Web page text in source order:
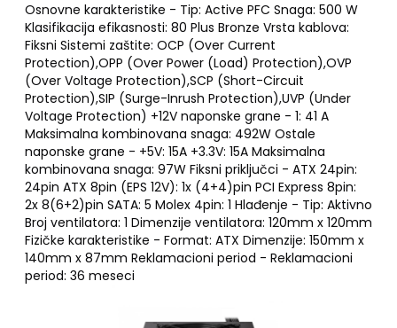
Osnovne karakteristike - Tip: Active PFC Snaga: 500 W
Klasifikacija efikasnosti: 80 Plus Bronze Vrsta kablova:
Fiksni Sistemi zaštite: OCP (Over Current
Protection),OPP (Over Power (Load) Protection),OVP
(Over Voltage Protection),SCP (Short-Circuit
Protection),SIP (Surge-Inrush Protection),UVP (Under
Voltage Protection) +12V naponske grane - 1: 41 A
Maksimalna kombinovana snaga: 492W Ostale
naponske grane - +5V: 15A +3.3V: 15A Maksimalna
kombinovana snaga: 97W Fiksni priključci - ATX 24pin:
24pin ATX 8pin (EPS 12V): 1x (4+4)pin PCI Express 8pin:
2x 8(6+2)pin SATA: 5 Molex 4pin: 1 Hlađenje - Tip: Aktivno
Broj ventilatora: 1 Dimenzije ventilatora: 120mm x 120mm
Fizičke karakteristike - Format: ATX Dimenzije: 150mm x
140mm x 87mm Reklamacioni period - Reklamacioni
period: 36 meseci